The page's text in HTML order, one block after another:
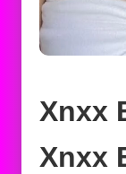
Xnxx
Xnxx